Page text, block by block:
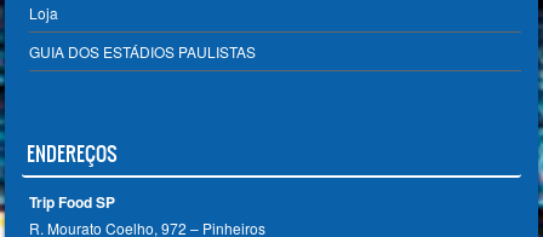
Loja
GUIA DOS ESTÁDIOS PAULISTAS
ENDEREÇOS
Trip Food SP
R. Mourato Coelho, 972 – Pinheiros